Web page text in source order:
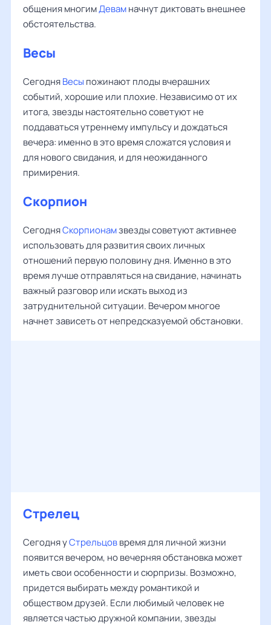
общения многимДевамначнут диктовать внешнее
обстоятельства.
Весы
СегодняВесы пожинают плоды вчерашних
событий, хорошие или плохие. Независимо от их
итога, звезды настоятельно советуют не
поддаваться утреннему импульсу и дождаться
вечера: именно в это время сложатся условия и
для нового свидания, и для неожиданного
примирения.
Скорпион
СегодняСкорпионамзвезды советуют активнее
использовать для развития своих личных
отношений первую половину дня. Именно в это
время лучше отправляться на свидание, начинать
важный разговор или искать выход из
затруднительной ситуации. Вечером многое
начнет зависеть от непредсказуемой обстановки.
Стрелец
Сегодня уСтрельцоввремя для личной жизни
появится вечером, но вечерняя обстановка может
иметь свои особенности и сюрпризы. Возможно,
придется выбирать между романтикой и
обществом друзей. Если любимый человек не
является частью дружной компании, звезды